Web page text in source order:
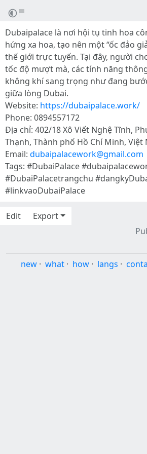
Dubaipalace là nơi hội tụ tinh hoa
hứng xa hoa, tạo nên một “ốc đảo
thế giới trực tuyến. Tại đây, người
tốc độ mượt mà, các tính năng
không khí sang trọng như đang
giữa lòng Dubai.
Website: https://dubaipalace.work/
Phone: 0894557172
Địa chỉ: 402/18 Xô Viết Nghệ Tĩnh,
Thạnh, Thành phố Hồ Chí Minh, Việt
Email: dubaipalacework@gmail.com
Tags: #DubaiPalace
#DubaiPalacetrangchu
#linkvaoDubaiPalace
Edit
Export
new · what · how · langs ·